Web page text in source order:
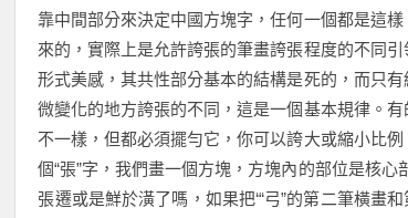
靠中間部分來決定中國方塊字，任何一個都是這
來的，實際上是允許誇張的筆畫誇張程度的不同
形式美感，其共性部分基本的結構是死的，而只
微變化的地方誇張的不同，這是一個基本規律。
不一樣，但都必須擺勻它，你可以誇大或縮小比
個“張”字，我們畫一個方塊，方塊內的部位是核
張遷或是鮮於潢了嗎，如果把‘“弓”的第二筆橫畫